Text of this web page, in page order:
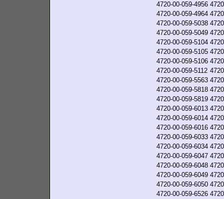
4720-00-059-4956
4720-00-059-4964
4720-00-059-5038
4720-00-059-5049
4720-00-059-5104
4720-00-059-5105
4720-00-059-5106
4720-00-059-5112
4720-00-059-5563
4720-00-059-5818
4720-00-059-5819
4720-00-059-6013
4720-00-059-6014
4720-00-059-6016
4720-00-059-6033
4720-00-059-6034
4720-00-059-6047
4720-00-059-6048
4720-00-059-6049
4720-00-059-6050
4720-00-059-6526